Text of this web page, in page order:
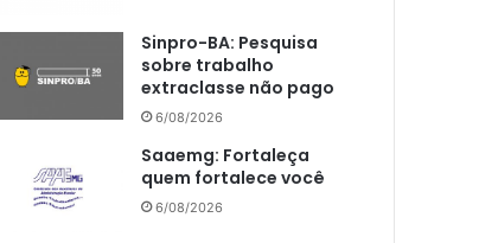
Sinpro-BA: Pesquisa
sobre trabalho
extraclasse não pago
6/08/2026
Saaemg: Fortaleça
quem fortalece você
6/08/2026